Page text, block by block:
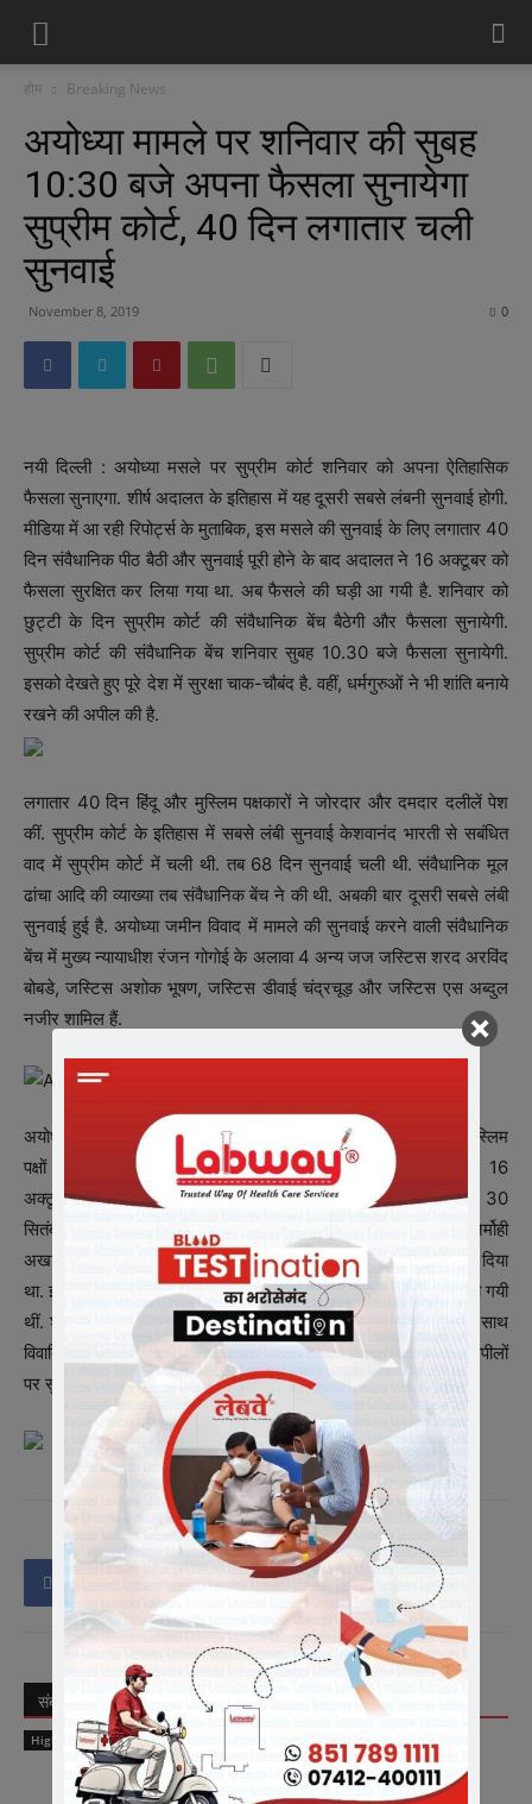
होम Breaking News
अयोध्या मामले पर शनिवार की सुबह
10:30 बजे अपना फैसला सुनायेगा
सुप्रीम कोर्ट, 40 दिन लगातार चली
सुनवाई
November 8, 2019 0
नयी दिल्ली : अयोध्या मसले पर सुप्रीम कोर्ट शनिवार को अपना ऐतिहासिक
फैसला सुनाएगा. शीर्ष अदालत के इतिहास में यह दूसरी सबसे लंबनी सुनवाई होगी.
मीडिया में आ रही रिपोर्ट्स के मुताबिक, इस मसले की सुनवाई के लिए लगातार 40
दिन संवैधानिक पीठ बैठी और सुनवाई पूरी होने के बाद अदालत ने 16 अक्टूबर को
फैसला सुरक्षित कर लिया गया था. अब फैसले की घड़ी आ गयी है. शनिवार को
छुट्टी के दिन सुप्रीम कोर्ट की संवैधानिक बेंच बैठेगी और फैसला सुनायेगी.
सुप्रीम कोर्ट की संवैधानिक बेंच शनिवार सुबह 10.30 बजे फैसला सुनायेगी.
इसको देखते हुए पूरे देश में सुरक्षा चाक-चौबंद है. वहीं, धर्मगुरुओं ने भी शांति बनाये
रखने की अपील की है.
लगातार 40 दिन हिंदू और मुस्लिम पक्षकारों ने जोरदार और दमदार दलीलें पेश
कीं. सुप्रीम कोर्ट के इतिहास में सबसे लंबी सुनवाई केशवानंद भारती से सबंधित
वाद में सुप्रीम कोर्ट में चली थी. तब 68 दिन सुनवाई चली थी. संवैधानिक मूल
ढांचा आदि की व्याख्या तब संवैधानिक बेंच ने की थी. अबकी बार दूसरी सबसे लंबी
सुनवाई हुई है. अयोध्या जमीन विवाद में मामले की सुनवाई करने वाली संवैधानिक
बेंच में मुख्य न्यायाधीश रंजन गोगोई के अलावा 4 अन्य जज जस्टिस शरद अरविंद
बोबडे, जस्टिस अशोक भूषण, जस्टिस डीवाई चंद्रचूड़ और जस्टिस एस अब्दुल
नजीर शामिल हैं.
अयोध्या मामले में नियमित सुनवाई तय होने के बाद 40 दिनों तक हिंदू और मुस्लिम
पक्षों ने अपनी-अपनी दलीलें रखीं. इस सुनवाई के बाद सुप्रीम कोर्ट ने 16
अक्टूबर को अपना फैसला सुरक्षित रख लिया था. इलाहाबाद हाई कोर्ट ने 30
सितंबर, 2010 को विवादित 2.77 एकड़ जमीन को सुन्नी वक्फ बोर्ड, निर्मोही
अखाड़ा और राम लला विराजमान के बीच बराबर-बराबर बांटने का आदेश दिया
था. इसके बाद सुप्रीम कोर्ट में इस फैसले के खिलाफ 14 याचिकाएं दायर की गयी
थीं. शीर्ष अदालत ने मई, 2011 में हाई कोर्ट के फैसले पर रोक लगाने के साथ
विवादित स्थल पर यथास्थिति बनाये रखने का आदेश दिया था. अब इन 14 अपीलों
पर सुनवाई पूरी हो गयी है और कोर्ट ने फैसला सुरक्षित रख लिया है.
संबंधित लेख लेखक से और अधिक
Highlights
मीडिया में संगठन को सशक्त रूप से प्रस्तुत करें
मीडिया प्रभारी – चेतन्य काश्यप